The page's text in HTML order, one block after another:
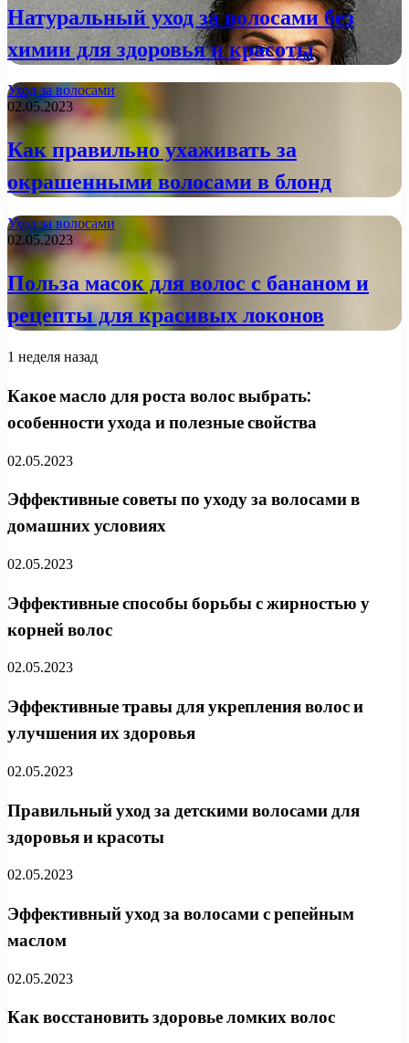
Натуральный уход за волосами без
химии для здоровья и красоты
Уход за волосами
02.05.2023
Как правильно ухаживать за
окрашенными волосами в блонд
Уход за волосами
02.05.2023
Польза масок для волос с бананом и
рецепты для красивых локонов
1 неделя назад
Какое масло для роста волос выбрать:
особенности ухода и полезные свойства
02.05.2023
Эффективные советы по уходу за волосами в
домашних условиях
02.05.2023
Эффективные способы борьбы с жирностью у
корней волос
02.05.2023
Эффективные травы для укрепления волос и
улучшения их здоровья
02.05.2023
Правильный уход за детскими волосами для
здоровья и красоты
02.05.2023
Эффективный уход за волосами с репейным
маслом
02.05.2023
Как восстановить здоровье ломких волос